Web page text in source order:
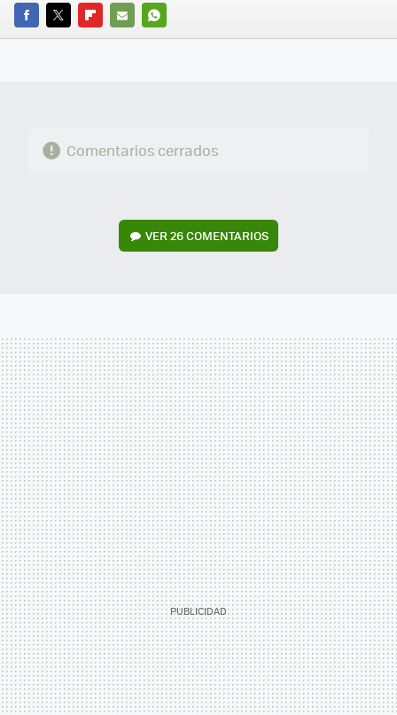
FACEBOOK
TWITTERFLIPBOARD
E-
WHATSAPP
Comentarios cerrados
VER26 COMENTARIOS